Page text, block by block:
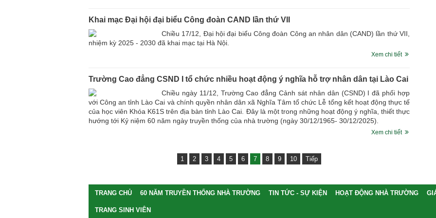
Khai mạc Đại hội đại biểu Công đoàn CAND lần thứ VII
Chiều 17/12, Đại hội đại biểu Công đoàn Công an nhân dân (CAND) lần thứ VII,
nhiệm kỳ 2025 - 2030 đã khai mạc tại Hà Nội.
Xem chi tiết
Trường Cao đẳng CSND I tổ chức nhiều hoạt động ý nghĩa hỗ trợ nhân dân tại Lào Cai
Chiều ngày 11/12, Trường Cao đẳng Cảnh sát nhân dân (CSND) I đã phối hợp
với Công an tỉnh Lào Cai và chính quyền nhân dân xã Nghĩa Tâm tổ chức Lễ tổng kết hoạt động thực tế
của học viên Khóa K61S trên địa bàn tỉnh Lào Cai. Đây là một trong những hoạt động ý nghĩa, thiết thực
hướng tới Kỷ niệm 60 năm ngày truyền thống của nhà trường (ngày 30/12/1965- 30/12/2025).
Xem chi tiết
1 2 3 4 5 6 7 8 9 10 Tiếp
TRANG CHỦ 60 NĂM TRUYỀN THỐNG NHÀ TRƯỜNG TIN TỨC - SỰ KIỆN HOẠT ĐỘNG NHÀ TRƯỜNG
TRANG SINH VIÊN